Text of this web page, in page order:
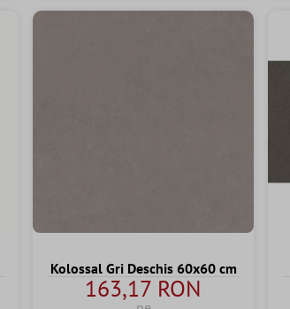
Kolossal Gri Deschis 60x60 cm
163,17 RON